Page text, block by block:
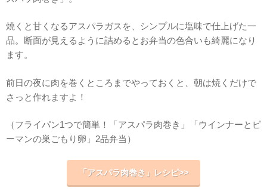
焼くと甘くなるアスパラガスを、シンプルに塩味で仕上げた一
品。断面が見えるように詰めるとお弁当の色合いも綺麗になり
ます。
前日の夜に肉を巻くところまでやっておくと、朝は焼くだけで
さっと作れますよ！
（フライパン1つで簡単！「アスパラ肉巻き」「ウインナーとピ
ーマンの巣ごもり卵」2品弁当）
「アスパラ肉巻き」レシピ>>